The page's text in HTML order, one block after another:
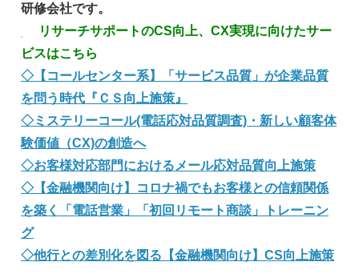
研修会社です。
リサーチサポートのCS向上、CX実現に向けたサー
ビスはこちら
◇【コールセンター系】「サービス品質」が企業品質
を問う時代『ＣＳ向上施策』
◇ミステリーコール(電話応対品質調査)・新しい顧客体
験価値（CX)の創造へ
◇お客様対応部門におけるメール応対品質向上施策
◇【金融機関向け】コロナ禍でもお客様との信頼関係
を築く「電話営業」「初回リモート商談」トレーニン
グ
◇他行との差別化を図る【金融機関向け】CS向上施策